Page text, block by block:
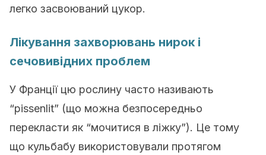
легко засвоюваний цукор.
Лікування захворювань нирок і
сечовивідних проблем
У Франції цю рослину часто називають
“pissenlit” (що можна безпосередньо
перекласти як “мочитися в ліжку”). Це тому
що кульбабу використовували протягом